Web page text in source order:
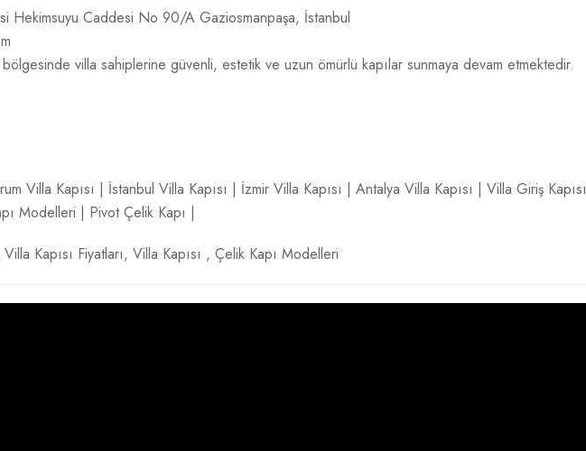
Hekimsuyu Caddesi No 90/A Gaziosmanpaşa, İstanbul
villa sahiplerine güvenli, estetik ve uzun ömürlü kapılar sunmaya devam etmektedir.
Villa Kapısı | İstanbul Villa Kapısı | İzmir Villa Kapısı | Antalya Villa Kapısı | Villa Giriş Kapısı
Modelleri | Pivot Çelik Kapı |
Villa Kapısı Fiyatları, Villa Kapısı , Çelik Kapı Modelleri